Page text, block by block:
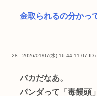
金取られるの分かっ
28 : 2026/01/07(水) 16:44:11.07
バカだなあ。
パンダって「毒饅頭